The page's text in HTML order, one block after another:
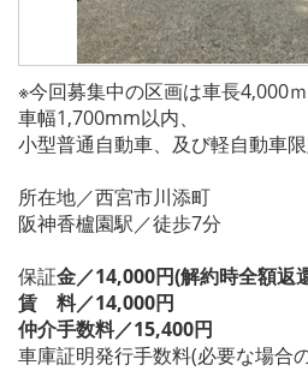
※今回募集中の区画は車長4,000ｍ
車幅1,700mm以内、
小型普通自動車、及び軽自動車
所在地／西宮市川添町
阪神香櫨園駅／徒歩7分
保証金／14,000円(解約時全額返
賃 料／14,000円
仲介手数料／15,400円
車庫証明発行手数料(必要な場合